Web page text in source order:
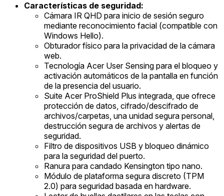
Características de seguridad:
Cámara IR QHD para inicio de sesión seguro
mediante reconocimiento facial (compatible con
Windows Hello).
Obturador físico para la privacidad de la cámara
web.
Tecnología Acer User Sensing para el bloqueo y
activación automáticos de la pantalla en función
de la presencia del usuario.
Suite Acer ProShield Plus integrada, que ofrece
protección de datos, cifrado/descifrado de
archivos/carpetas, una unidad segura personal,
destrucción segura de archivos y alertas de
seguridad.
Filtro de dispositivos USB y bloqueo dinámico
para la seguridad del puerto.
Ranura para candado Kensington tipo nano.
Módulo de plataforma segura discreto (TPM
2.0) para seguridad basada en hardware.